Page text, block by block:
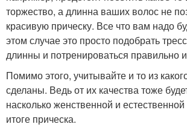
торжество, а длинна ваших волос не
красивую прическу. Все что вам надо
этом случае это просто подобрать
длинны и потренироваться правильно
Помимо этого, учитывайте и то из
сделаны. Ведь от их качества тоже
насколько женственной и
итоге прическа.